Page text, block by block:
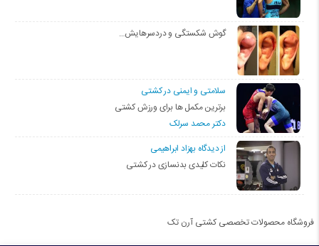
گوش شکستگی و دردسرهایش…
سلامتی و ایمنی در کشتی
برترین مکمل ها برای ورزش کشتی
دکتر محمد سرلک
از دیدگاه بهزاد ابراهیمی
نکات کلیدی بدنسازی در کشتی
فروشگاه محصولات تخصصی کشتی آرن تک